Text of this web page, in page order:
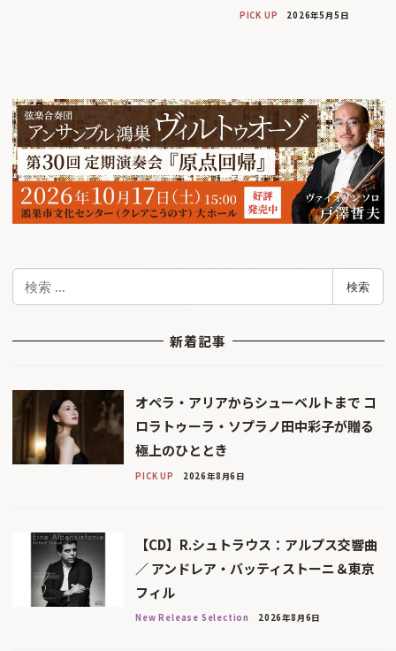
PICK UP 2026年5月5日
検
検索
新着記事
オペラ・アリアからシューベルトまで コ
ロラトゥーラ・ソプラノ田中彩子が贈る
極上のひととき
PICK UP 2026年8月6日
【CD】R.シュトラウス：アルプス交響曲
／ アンドレア・バッティストーニ＆東京
フィル
New Release Selection 2026年8月6日